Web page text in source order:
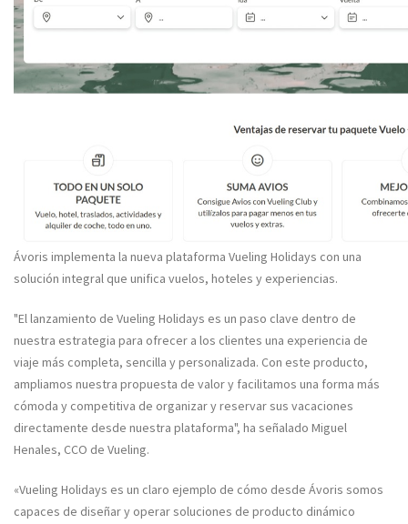
Ávoris implementa la nueva plataforma Vueling Holidays con una
solución integral que unifica vuelos, hoteles y experiencias.
"El lanzamiento de Vueling Holidays es un paso clave dentro de
nuestra estrategia para ofrecer a los clientes una experiencia de
viaje más completa, sencilla y personalizada. Con este producto,
ampliamos nuestra propuesta de valor y facilitamos una forma más
cómoda y competitiva de organizar y reservar sus vacaciones
directamente desde nuestra plataforma", ha señalado Miguel
Henales, CCO de Vueling.
«Vueling Holidays es un claro ejemplo de cómo desde Ávoris somos
capaces de diseñar y operar soluciones de producto dinámico